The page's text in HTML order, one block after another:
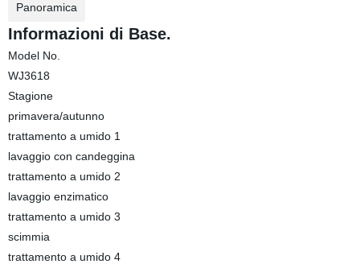
Panoramica
Informazioni di Base.
Model No.
WJ3618
Stagione
primavera/autunno
trattamento a umido 1
lavaggio con candeggina
trattamento a umido 2
lavaggio enzimatico
trattamento a umido 3
scimmia
trattamento a umido 4